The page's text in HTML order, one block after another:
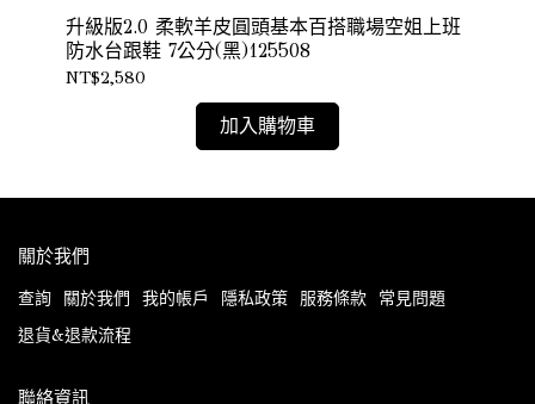
升級版2.0 柔軟羊皮圓頭基本百搭職場空姐上班
防水台跟鞋 7公分(黑)125508
NT$2,580
加入購物車
關於我們
查詢 關於我們 我的帳戶 隱私政策 服務條款
常見問題
退貨&退款流程
聯絡資訊